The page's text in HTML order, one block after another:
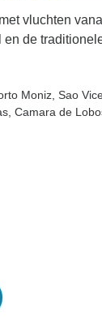
vluchten
de
Moniz , Sao
, Camara de